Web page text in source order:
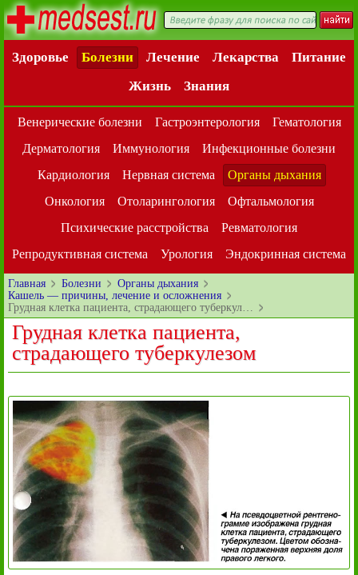
Здоровье Болезни Лечение Лекарства
Питание
Жизнь
Знания
Венерические болезни Гастроэнтерология
Гематология
Дерматология
Иммунология
Инфекционные болезни
Кардиология
Нервная система
Органы дыхания
Онкология
Отоларингология
Офтальмология
Психические расстройства
Ревматология
Репродуктивная система
Урология Эндокринная система
Главная Болезни
Органы дыхания
Кашель — причины, лечение и осложнения
Грудная клетка пациента, страдающего туберкул…
Грудная клетка пациента,
страдающего туберкулезом